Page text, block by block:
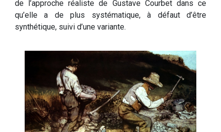
de l’approche réaliste de Gustave Courbet dans ce
qu’elle a de plus systématique, à défaut d’être
synthétique, suivi d’une variante.